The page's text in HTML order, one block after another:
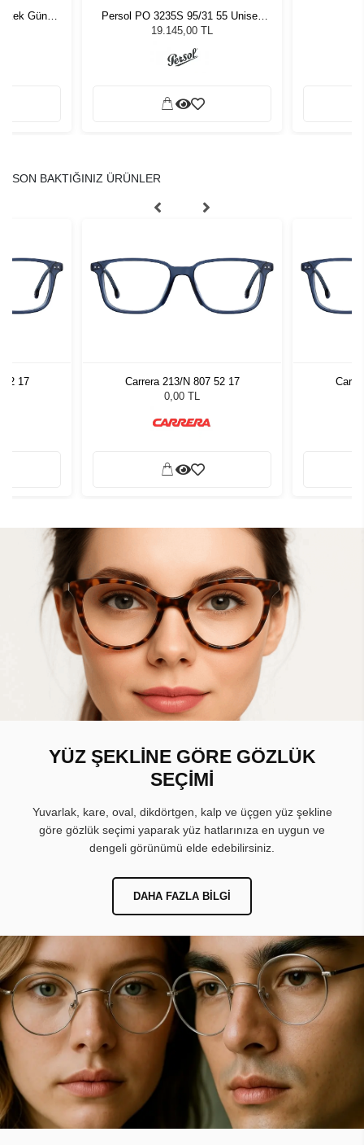
Güneş
Persol PO 3235S 95/31 55 Unisex
Güneş Gözlüğü
19.145,00 TL
SON BAKTIĞINIZ ÜRÜNLER
52 17
Carrera 213/N 807 52 17
0,00 TL
YÜZ ŞEKLİNE GÖRE GÖZLÜK
SEÇİMİ
Yuvarlak, kare, oval, dikdörtgen, kalp ve üçgen yüz şekline
göre gözlük seçimi yaparak yüz hatlarınıza en uygun ve
dengeli görünümü elde edebilirsiniz.
DAHA FAZLA BILGI